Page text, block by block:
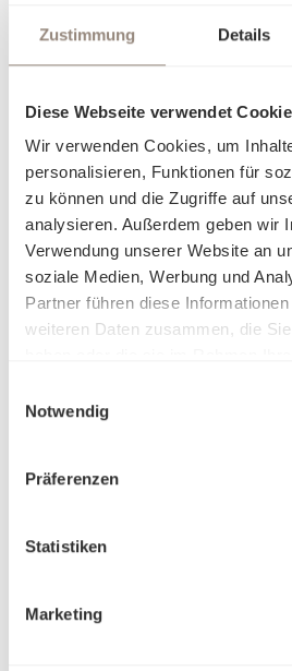
Zustimmung Details
Diese Webseite verwendet
Wir verwenden Cookies, um
personalisieren, Funktionen für
zu können und die Zugriffe auf
analysieren. Außerdem geben wir
Verwendung unserer Website an
soziale Medien, Werbung und
Partner führen diese
weiteren Daten zusammen, die
Notwendig
Präferenzen
Statistiken
Marketing
Der Satin Organic ist die ideale
Wer Wert auf feine Stoffe legt und
stimmige Lösung. Die GOTS-
schenkt ein angenehm leichtes
ihre Weichheit über viele Nächte
Verarbeitung und die mercerisierte
dem Gewebe einen natürlichen,
harmonisch und klar zur Geltung
verbindet zeitlose Eleganz mit
– für alle, die sich in ihrem Zuhause
Darum Satin Organic:
soziale Standards
Charakteristische, matt-
Atmungsaktiv,